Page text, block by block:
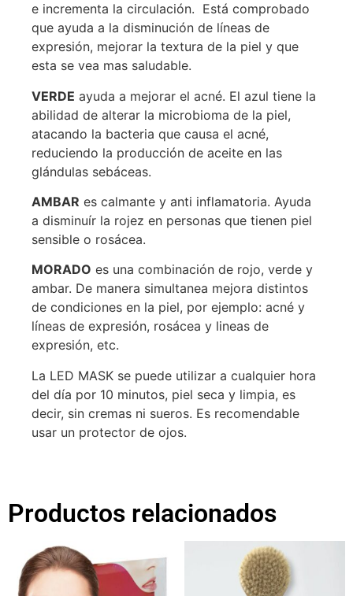
e incrementa la circulación. Está comprobado
que ayuda a la disminución de líneas de
expresión, mejorar la textura de la piel y que
esta se vea mas saludable.
VERDE ayuda a mejorar el acné. El azul tiene la
abilidad de alterar la microbioma de la piel,
atacando la bacteria que causa el acné,
reduciendo la producción de aceite en las
glándulas sebáceas.
AMBAR es calmante y anti inflamatoria. Ayuda
a disminuír la rojez en personas que tienen piel
sensible o rosácea.
MORADO es una combinación de rojo, verde y
ambar. De manera simultanea mejora distintos
de condiciones en la piel, por ejemplo: acné y
líneas de expresión, rosácea y lineas de
expresión, etc.
La LED MASK se puede utilizar a cualquier hora
del día por 10 minutos, piel seca y limpia, es
decir, sin cremas ni sueros. Es recomendable
usar un protector de ojos.
Productos relacionados